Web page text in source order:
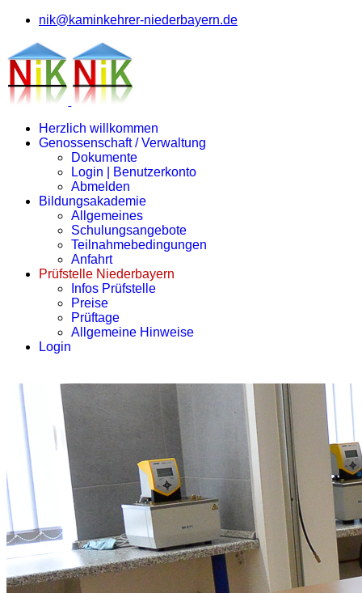
nik@kaminkehrer-niederbayern.de
Herzlich willkommen
Genossenschaft / Verwaltung
Dokumente
Login | Benutzerkonto
Abmelden
Bildungsakademie
Allgemeines
Schulungsangebote
Teilnahmebedingungen
Anfahrt
Prüfstelle Niederbayern
Infos Prüfstelle
Preise
Prüftage
Allgemeine Hinweise
Login